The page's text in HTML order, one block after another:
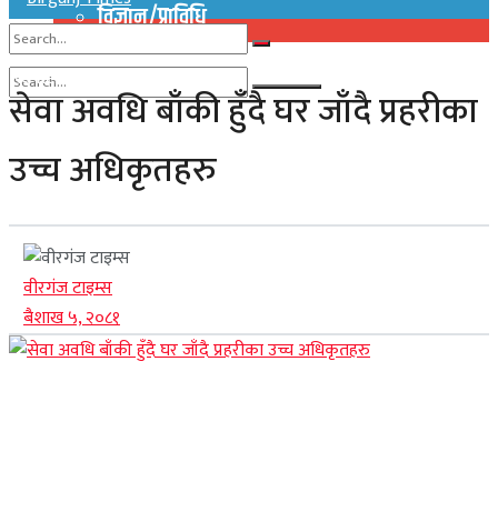
विज्ञान/प्राविधि
No Result
View All Result
No Result
View All Result
सेवा अवधि बाँकी हुँदै घर जाँदै प्रहरीका
उच्च अधिकृतहरु
वीरगंज टाइम्स
बैशाख ५, २०८१